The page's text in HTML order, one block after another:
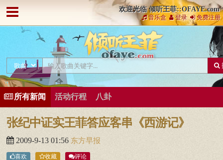
欢迎光临 倾听王菲::OFAYE.com
音乐盒 登录 免费注册
所有新闻 活动行程 八卦
张纪中证实王菲答应客串《西游记》
2009-9-13 01:56 东方早报
喜欢 收藏 评论